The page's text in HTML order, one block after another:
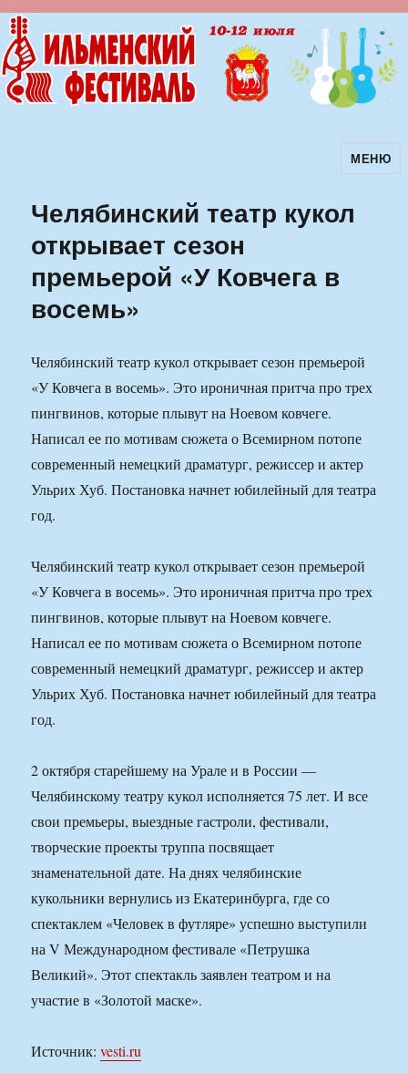
Ильменский фестиваль авторскойМЕНЮ
Челябинский театр кукол
открывает сезон
премьерой «У Ковчега в
восемь»
Челябинский театр кукол открывает сезон премьерой
«У Ковчега в восемь». Это ироничная притча про трех
пингвинов, которые плывут на Ноевом ковчеге.
Написал ее по мотивам сюжета о Всемирном потопе
современный немецкий драматург, режиссер и актер
Ульрих Хуб. Постановка начнет юбилейный для театра
год.
Челябинский театр кукол открывает сезон премьерой
«У Ковчега в восемь». Это ироничная притча про трех
пингвинов, которые плывут на Ноевом ковчеге.
Написал ее по мотивам сюжета о Всемирном потопе
современный немецкий драматург, режиссер и актер
Ульрих Хуб. Постановка начнет юбилейный для театра
год.
2 октября старейшему на Урале и в России —
Челябинскому театру кукол исполняется 75 лет. И все
свои премьеры, выездные гастроли, фестивали,
творческие проекты труппа посвящает
знаменательной дате. На днях челябинские
кукольники вернулись из Екатеринбурга, где со
спектаклем «Человек в футляре» успешно выступили
на V Международном фестивале «Петрушка
Великий». Этот спектакль заявлен театром и на
участие в «Золотой маске».
Источник:vesti.ru